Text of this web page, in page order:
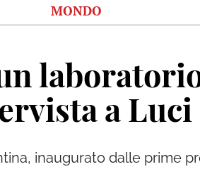
MONDO
a
inaugurato dalle prime